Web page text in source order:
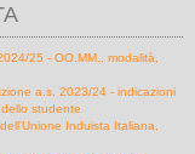
25 - OO.MM., modalità,
a.s. 2023/24 - indicazioni
studente
Induista Italiana,